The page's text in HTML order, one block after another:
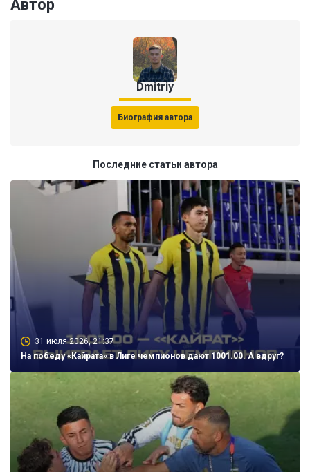
Автор
Dmitriy
Биография автора
Последние статьи автора
31 июля 2026, 21:37
На победу «Кайрата» в Лиге чемпионов дают 1001.00. А вдруг?